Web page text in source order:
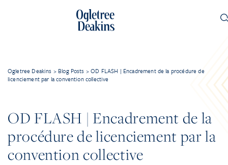
Ogletree Deakins > Blog Posts >OD FLASH | Encadrement de la procédure de
licenciement par la convention collective
OD FLASH | Encadrement de la
procédure de licenciement par la
convention collective